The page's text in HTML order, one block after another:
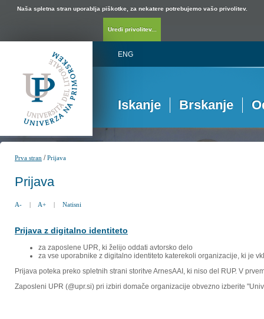
Naša spletna stran uporablja piškotke, za nekatere potrebujemo vašo privolitev.
Uredi privolitev...
ENG
Iskanje Brskanje
Prva stran /Prijava
Prijava
A- | A+ | Natisni
Prijava z digitalno identiteto
za zaposlene UPR, ki želijo oddati avtorsko delo
za vse uporabnike z digitalno identiteto katerekoli organizacije, ki je
Prijava poteka preko spletnih strani storitve ArnesAAI, ki niso del RUP. V
Zaposleni UPR (@upr.si) pri izbiri domače organizacije obvezno izberite